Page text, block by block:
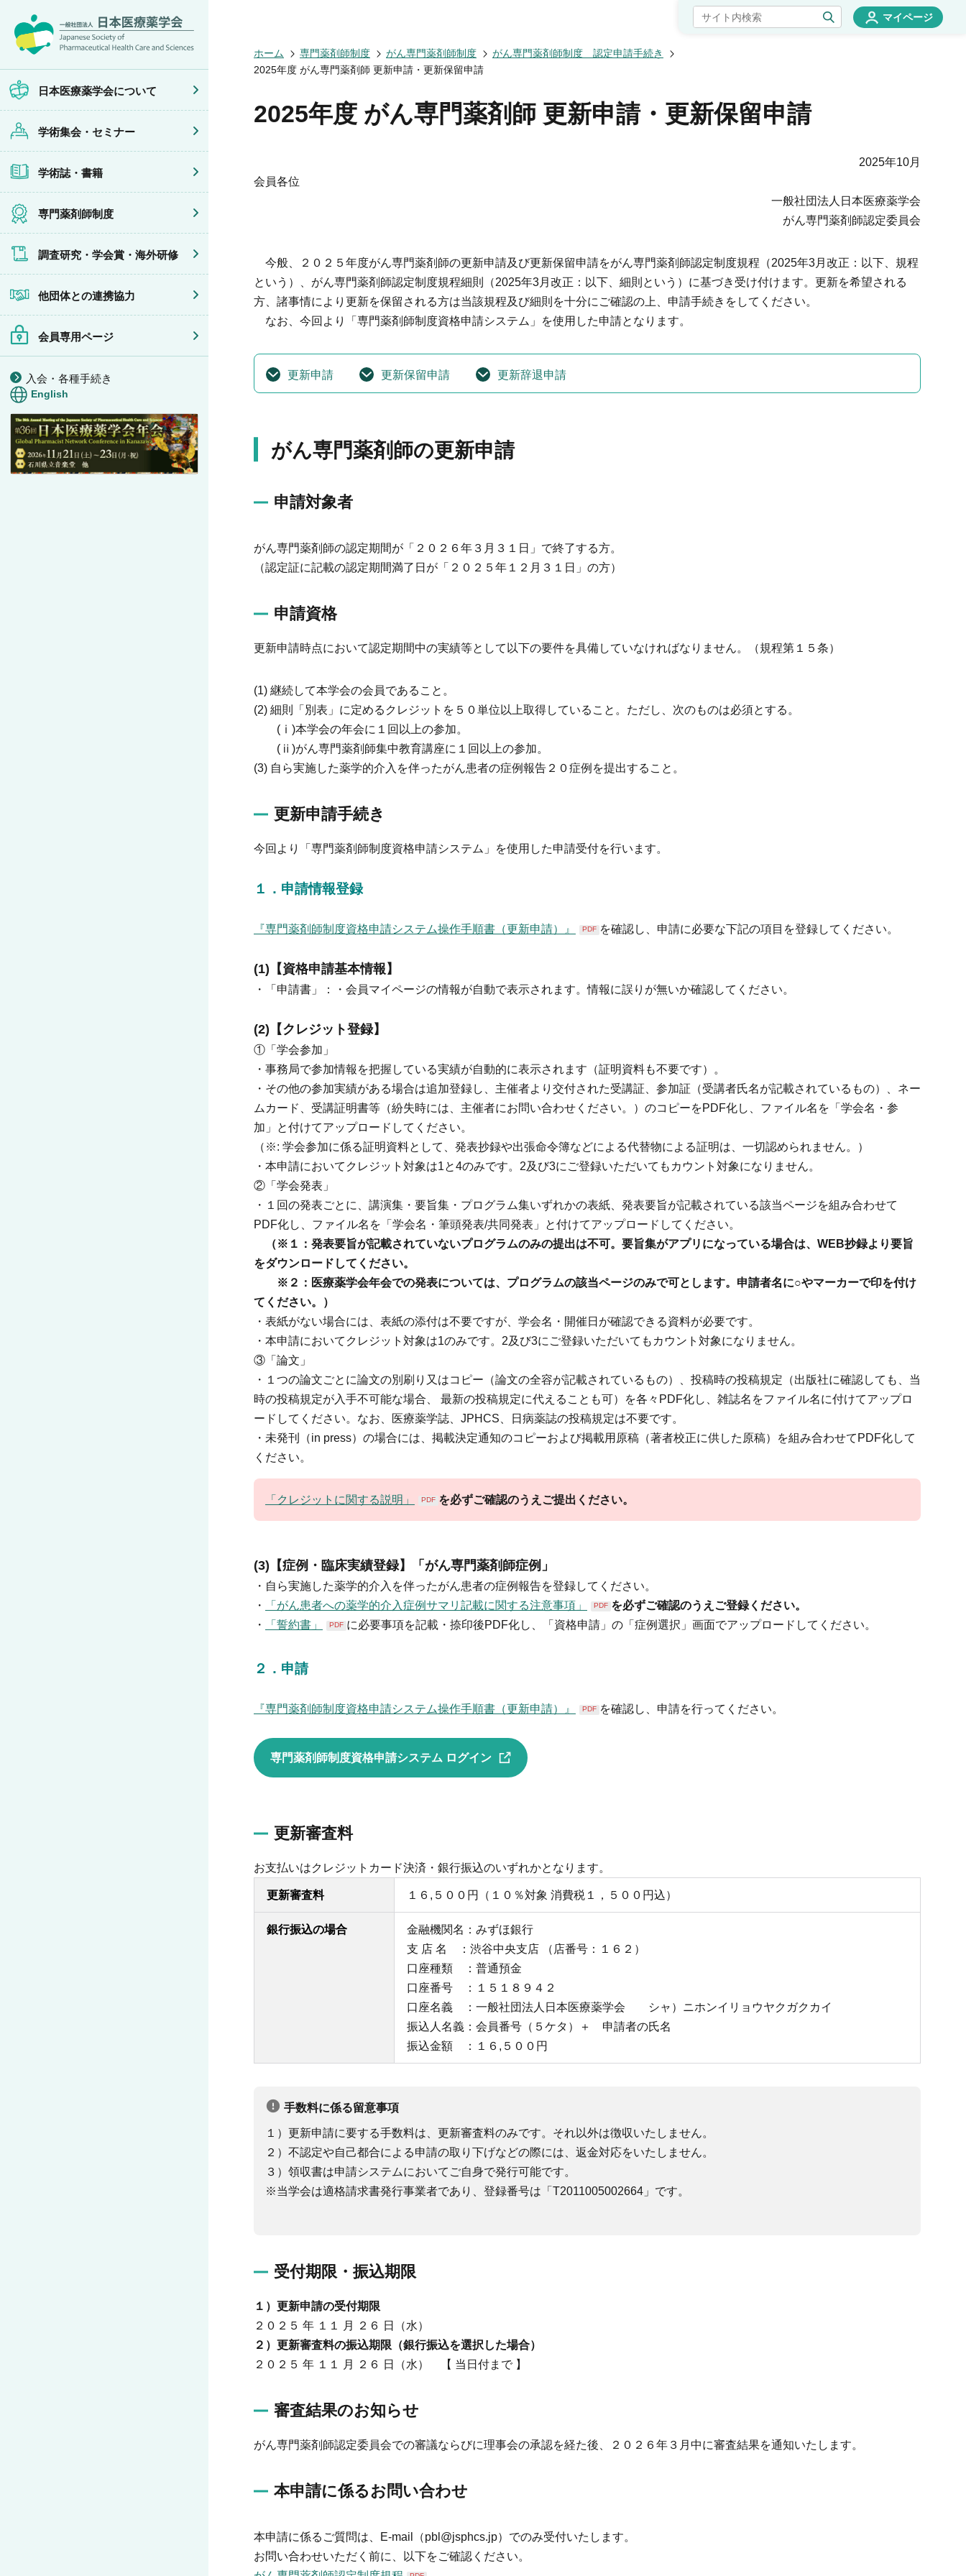
日本医療薬学会について
会頭挨拶
設立趣旨・活動概要
組織・名簿
委員会
薬剤師業務に関する情報提供
学術集会・セミナー
年会
医療薬学公開シンポジウム
臨床研究セミナー
薬物療法集中講義
症例関連セミナー
学術誌・書籍
JPHCS（英文誌）
出版書籍
専門薬剤師制度
医療薬学専門薬剤師制度
がん専門薬剤師制度
地域薬学ケア専門薬剤師制度
調査研究・学会賞・海外研修
学会賞
海外研修
他団体との連携協力
イベントの共催・後援
連携協力団体からのお知らせ
会員専用ページ
マイページ
入会・各種手続き
English
マイページ
ホーム 専門薬剤師制度 がん専門薬剤師制度
がん専門薬剤師制度 認定申請手続き
2025年度 がん専門薬剤師 更新申請・更新保留申請
2025年度 がん専門薬剤師 更新申請・更新保留申請
2025年10月
会員各位
一般社団法人日本医療薬学会
がん専門薬剤師認定委員会
今般、２０２５年度がん専門薬剤師の更新申請及び更新保留申請をがん専門薬剤師認定制度規程（2025年3月改正：以下、規程
という）、がん専門薬剤師認定制度規程細則（2025年3月改正：以下、細則という）に基づき受け付けます。更新を希望される
方、諸事情により更新を保留される方は当該規程及び細則を十分にご確認の上、申請手続きをしてください。
なお、今回より「専門薬剤師制度資格申請システム」を使用した申請となります。
更新申請 更新保留申請 更新辞退申請
がん専門薬剤師の更新申請
申請対象者
がん専門薬剤師の認定期間が「２０２６年３月３１日」で終了する方。
（認定証に記載の認定期間満了日が「２０２５年１２月３１日」の方）
申請資格
更新申請時点において認定期間中の実績等として以下の要件を具備していなければなりません。（規程第１５条）
(1) 継続して本学会の会員であること。
(2) 細則「別表」に定めるクレジットを５０単位以上取得していること。ただし、次のものは必須とする。
(ⅰ)本学会の年会に１回以上の参加。
(ⅱ)がん専門薬剤師集中教育講座に１回以上の参加。
(3) 自ら実施した薬学的介入を伴ったがん患者の症例報告２０症例を提出すること。
更新申請手続き
今回より「専門薬剤師制度資格申請システム」を使用した申請受付を行います。
１．申請情報登録
『専門薬剤師制度資格申請システム操作手順書（更新申請）』 PDF を確認し、申請に必要な下記の項目を登録してください。
(1)【資格申請基本情報】
・「申請書」：・会員マイページの情報が自動で表示されます。情報に誤りが無いか確認してください。
(2)【クレジット登録】
①「学会参加」
・事務局で参加情報を把握している実績が自動的に表示されます（証明資料も不要です）。
・その他の参加実績がある場合は追加登録し、主催者より交付された受講証、参加証（受講者氏名が記載されているもの）、ネー
ムカード、受講証明書等（紛失時には、主催者にお問い合わせください。）のコピーをPDF化し、ファイル名を「学会名・参
加」と付けてアップロードしてください。
（※: 学会参加に係る証明資料として、発表抄録や出張命令簿などによる代替物による証明は、一切認められません。）
・本申請においてクレジット対象は1と4のみです。2及び3にご登録いただいてもカウント対象になりません。
②「学会発表」
・１回の発表ごとに、講演集・要旨集・プログラム集いずれかの表紙、発表要旨が記載されている該当ページを組み合わせて
PDF化し、ファイル名を「学会名・筆頭発表/共同発表」と付けてアップロードしてください。
（※１：発表要旨が記載されていないプログラムのみの提出は不可。要旨集がアプリになっている場合は、WEB抄録より要旨
をダウンロードしてください。
※２：医療薬学会年会での発表については、プログラムの該当ページのみで可とします。申請者名に○やマーカーで印を付け
てください。）
・表紙がない場合には、表紙の添付は不要ですが、学会名・開催日が確認できる資料が必要です。
・本申請においてクレジット対象は1のみです。2及び3にご登録いただいてもカウント対象になりません。
③「論文」
・１つの論文ごとに論文の別刷り又はコピー（論文の全容が記載されているもの）、投稿時の投稿規定（出版社に確認しても、当
時の投稿規定が入手不可能な場合、 最新の投稿規定に代えることも可）を各々PDF化し、雑誌名をファイル名に付けてアップロ
ードしてください。なお、医療薬学誌、JPHCS、日病薬誌の投稿規定は不要です。
・未発刊（in press）の場合には、掲載決定通知のコピーおよび掲載用原稿（著者校正に供した原稿）を組み合わせてPDF化して
ください。
「クレジットに関する説明」 PDF を必ずご確認のうえご提出ください。
(3)【症例・臨床実績登録】「がん専門薬剤師症例」
・自ら実施した薬学的介入を伴ったがん患者の症例報告を登録してください。
・
「がん患者への薬学的介入症例サマリ記載に関する注意事項」 PDF を必ずご確認のうえご登録ください。
・
「誓約書」 PDF に必要事項を記載・捺印後PDF化し、「資格申請」の「症例選択」画面でアップロードしてください。
２．申請
『専門薬剤師制度資格申請システム操作手順書（更新申請）』 PDF を確認し、申請を行ってください。
専門薬剤師制度資格申請システム ログイン
更新審査料
お支払いはクレジットカード決済・銀行振込のいずれかとなります。
更新審査料 １６,５００円（１０％対象 消費税１，５００円込）
銀行振込の場合
金融機関名：みずほ銀行
支 店 名 ：渋谷中央支店 （店番号：１６２）
口座種類 ：普通預金
口座番号 ：１５１８９４２
口座名義 ：一般社団法人日本医療薬学会 シャ）ニホンイリョウヤクガクカイ
振込人名義：会員番号（５ケタ）＋ 申請者の氏名
振込金額 ：１６,５００円
手数料に係る留意事項
１）更新申請に要する手数料は、更新審査料のみです。それ以外は徴収いたしません。
２）不認定や自己都合による申請の取り下げなどの際には、返金対応をいたしません。
３）領収書は申請システムにおいてご自身で発行可能です。
※当学会は適格請求書発行事業者であり、登録番号は「T2011005002664」です。
受付期限・振込期限
１）更新申請の受付期限
２０２５ 年 １１ 月 ２６ 日（水）
２）更新審査料の振込期限（銀行振込を選択した場合）
２０２５ 年 １１ 月 ２６ 日（水） 【 当日付まで 】
審査結果のお知らせ
がん専門薬剤師認定委員会での審議ならびに理事会の承認を経た後、２０２６年３月中に審査結果を通知いたします。
本申請に係るお問い合わせ
本申請に係るご質問は、E-mail（pbl@jsphcs.jp）でのみ受付いたします。
お問い合わせいただく前に、以下をご確認ください。